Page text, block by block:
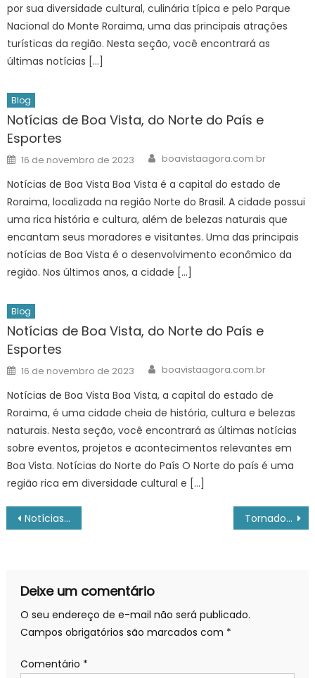
por sua diversidade cultural, culinária típica e pelo Parque
Nacional do Monte Roraima, uma das principais atrações
turísticas da região. Nesta seção, você encontrará as
últimas notícias […]
Blog
Notícias de Boa Vista, do Norte do País e
Esportes
Posted
on
16 de novembro de 2023 Author
boavistaagora.com.br
Notícias de Boa Vista Boa Vista é a capital do estado de
Roraima, localizada na região Norte do Brasil. A cidade possui
uma rica história e cultura, além de belezas naturais que
encantam seus moradores e visitantes. Uma das principais
notícias de Boa Vista é o desenvolvimento econômico da
região. Nos últimos anos, a cidade […]
Blog
Notícias de Boa Vista, do Norte do País e
Esportes
Posted
on
16 de novembro de 2023 Author
boavistaagora.com.br
Notícias de Boa Vista Boa Vista, a capital do estado de
Roraima, é uma cidade cheia de história, cultura e belezas
naturais. Nesta seção, você encontrará as últimas notícias
sobre eventos, projetos e acontecimentos relevantes em
Boa Vista. Notícias do Norte do País O Norte do país é uma
região rica em diversidade cultural e […]
Navegação
de
Notícias de Boa Vista, do Norte do País e Esportes Tornados em SC: fenômeno pode voltar a acontecer sob influência do El Niño – ACN
Deixe um comentário
O seu endereço de e-mail não será publicado.
Campos obrigatórios são marcados com *
Comentário *